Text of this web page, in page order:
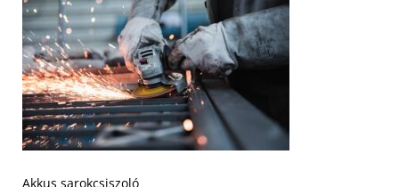
Akkus sarokcsiszoló